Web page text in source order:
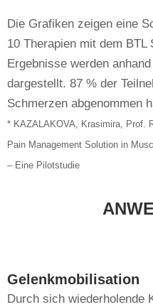
Die Grafiken zeigen eine
10 Therapien mit dem
Ergebnisse werden
dargestellt. 87 % der
Schmerzen abgenommen
* KAZALAKOVA, Krasimira, Prof.
Pain Management Solution in
– Eine Pilotstudie
Gelenkmobilisation
Durch sich wiederholende